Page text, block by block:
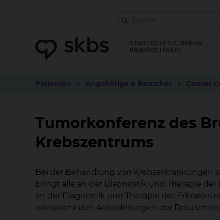
Patienten Angehörige & Besucher Cancer
Tumorkonferenz des
Krebszentrums
Bei der Behandlung von Krebserkrankungen
bringt alle an der Diagnostik und Therapie
an der Diagnostik und Therapie der
entspricht den Anforderungen der Deutschen